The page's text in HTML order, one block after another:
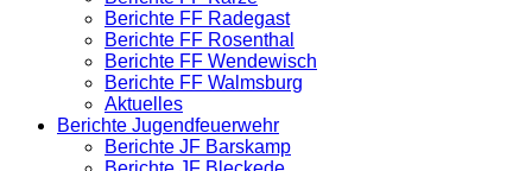
Berichte FF Radegast
Berichte FF Rosenthal
Berichte FF Wendewisch
Berichte FF Walmsburg
Aktuelles
Berichte Jugendfeuerwehr
Berichte JF Barskamp